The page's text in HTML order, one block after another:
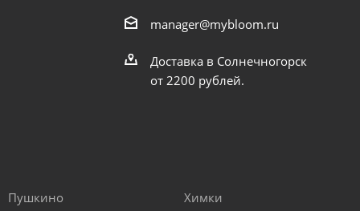
manager@mybloom.ru
Доставка в Солнечногорск
от 2200 рублей.
Пушкино
Химки